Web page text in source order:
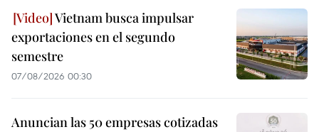
Vietnam busca impulsar
exportaciones en el segundo
semestre
07/08/2026 00:30
Anuncian las 50 empresas cotizadas